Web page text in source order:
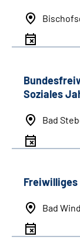
Soziales
Bad
Bad